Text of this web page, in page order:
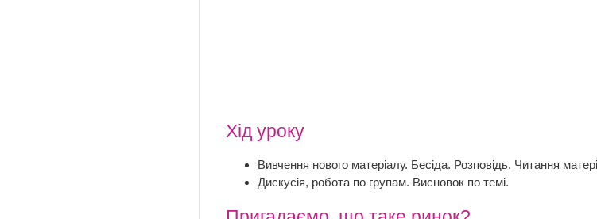
Хід уроку
Вивчення нового матеріалу. Бесіда. Розповідь. Читання
Дискусія, робота по групам. Висновок по темі.